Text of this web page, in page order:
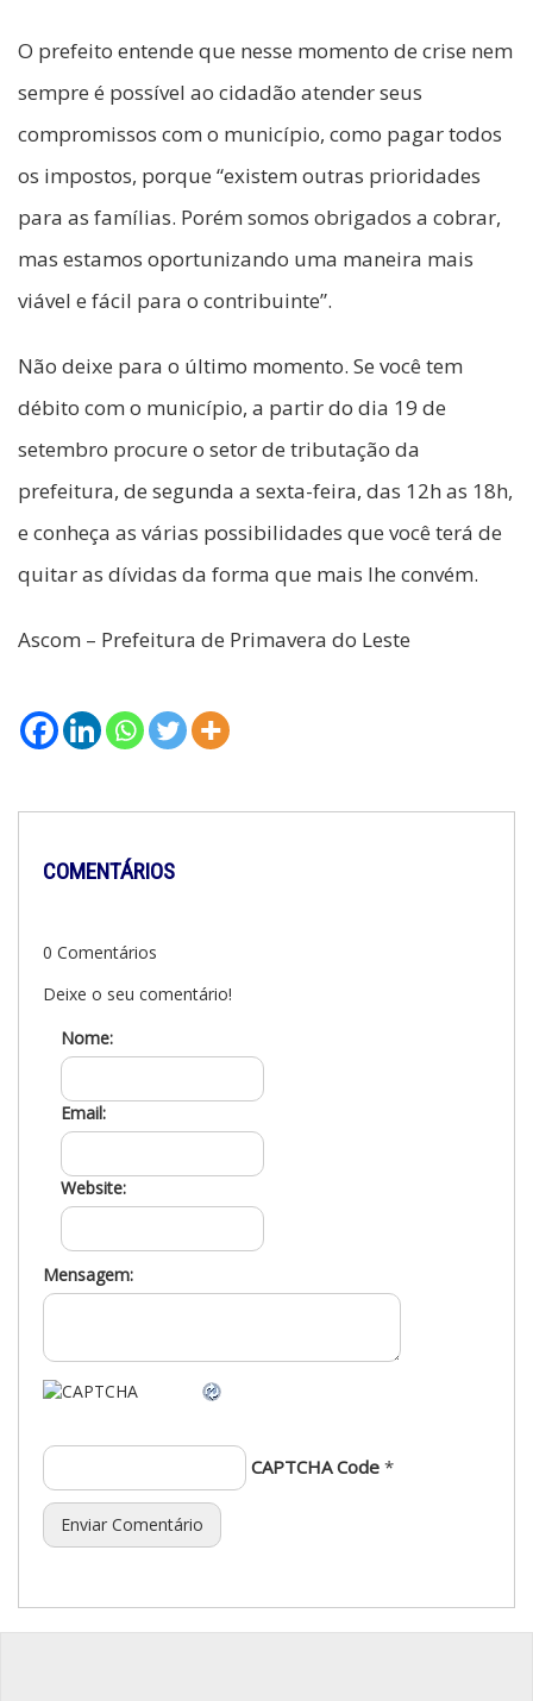
O prefeito entende que nesse momento de crise nem
sempre é possível ao cidadão atender seus
compromissos com o município, como pagar todos
os impostos, porque “existem outras prioridades
para as famílias. Porém somos obrigados a cobrar,
mas estamos oportunizando uma maneira mais
viável e fácil para o contribuinte”.
Não deixe para o último momento. Se você tem
débito com o município, a partir do dia 19 de
setembro procure o setor de tributação da
prefeitura, de segunda a sexta-feira, das 12h as 18h,
e conheça as várias possibilidades que você terá de
quitar as dívidas da forma que mais lhe convém.
Ascom – Prefeitura de Primavera do Leste
COMENTÁRIOS
0 Comentários
Deixe o seu comentário!
Nome:
Email:
Website:
Mensagem:
CAPTCHA Code *